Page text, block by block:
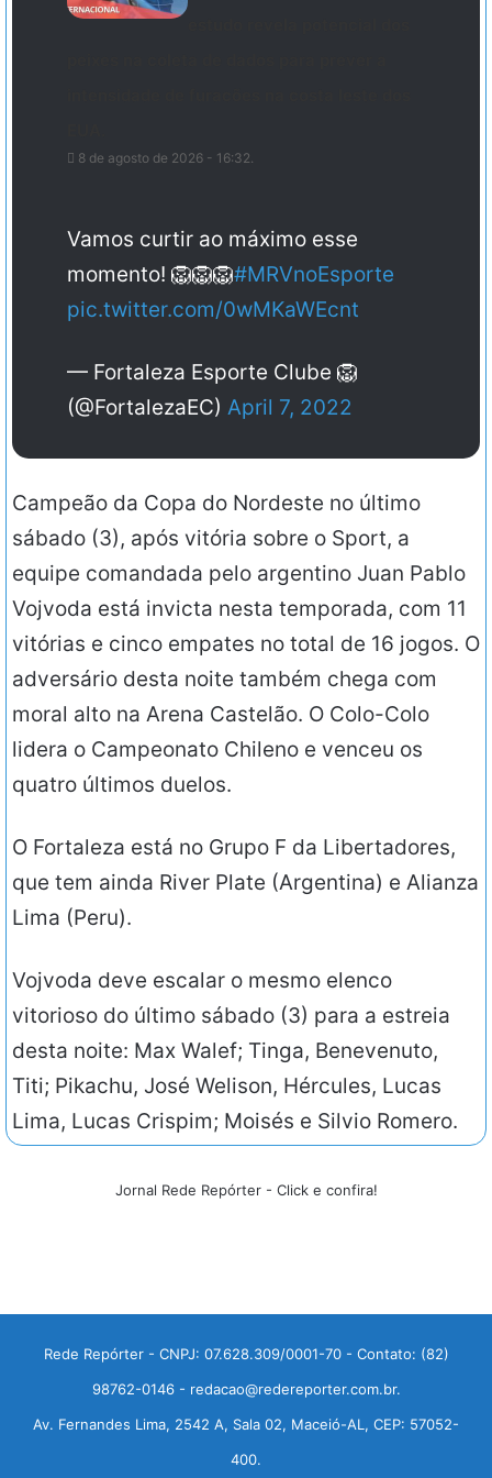
8 de agosto de 2026 - 16:32.
Vamos curtir ao máximo esse
momento! 🦁🦁🦁#MRVnoEsporte
pic.twitter.com/0wMKaWEcnt
— Fortaleza Esporte Clube 🦁
(@FortalezaEC) April 7, 2022
Campeão da Copa do Nordeste no último
sábado (3), após vitória sobre o Sport, a
equipe comandada pelo argentino Juan Pablo
Vojvoda está invicta nesta temporada, com 11
vitórias e cinco empates no total de 16 jogos. O
adversário desta noite também chega com
moral alto na Arena Castelão. O Colo-Colo
lidera o Campeonato Chileno e venceu os
quatro últimos duelos.
O Fortaleza está no Grupo F da Libertadores,
que tem ainda River Plate (Argentina) e Alianza
Lima (Peru).
Vojvoda deve escalar o mesmo elenco
vitorioso do último sábado (3) para a estreia
desta noite: Max Walef; Tinga, Benevenuto,
Titi; Pikachu, José Welison, Hércules, Lucas
Lima, Lucas Crispim; Moisés e Silvio Romero.
Jornal Rede Repórter - Click e confira!
Rede Repórter - CNPJ: 07.628.309/0001-70 - Contato: (82)
98762-0146 - redacao@redereporter.com.br.
Av. Fernandes Lima, 2542 A, Sala 02, Maceió-AL, CEP: 57052-
400.